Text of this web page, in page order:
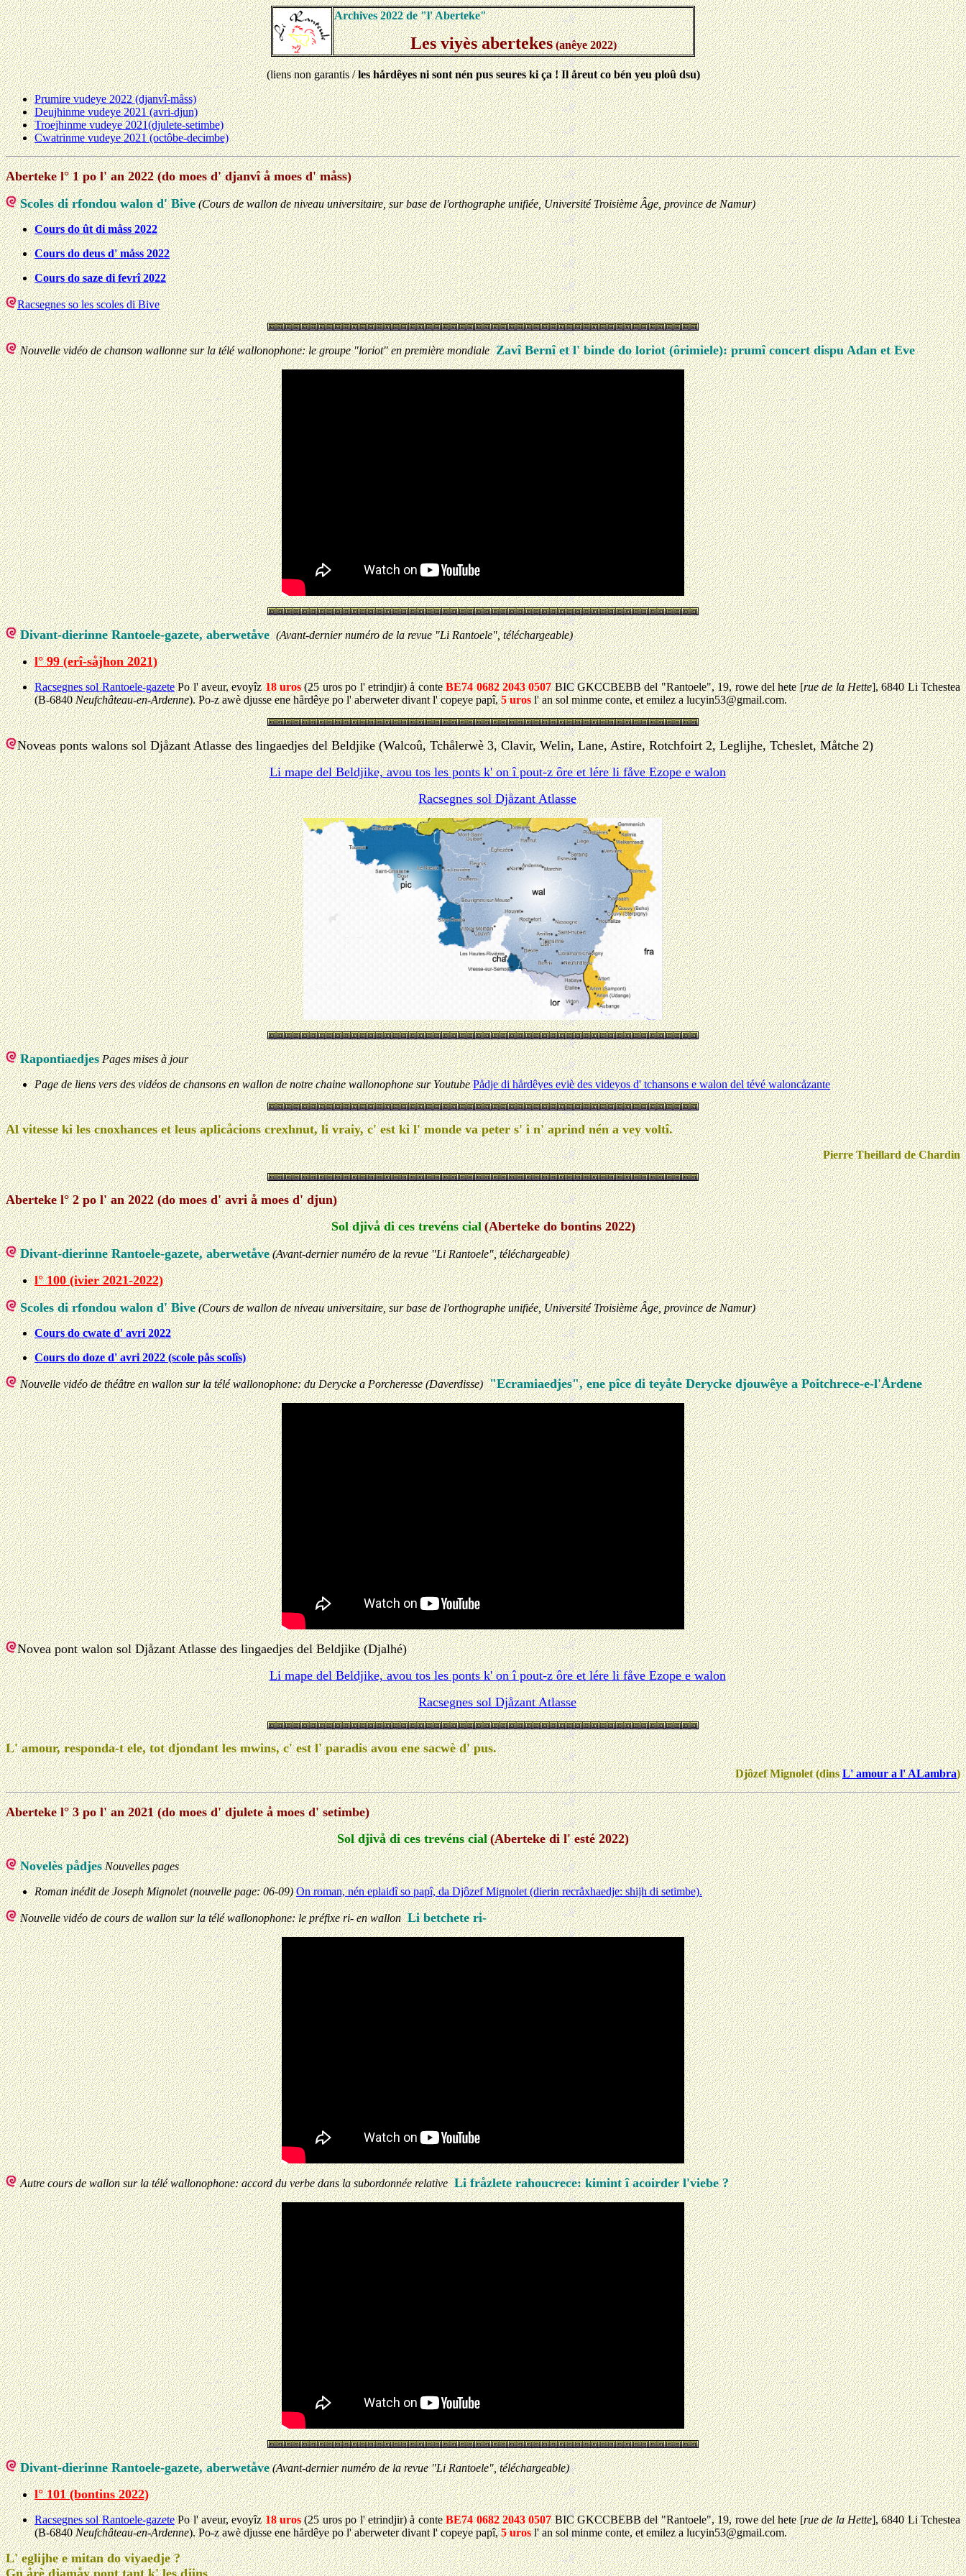
Archives 2022 de "l' Aberteke"
Les viyès abertekes (anêye 2022)
(liens non garantis /les hårdêyes ni sont nén pus seures ki ça ! Il åreut co bén yeu ploû dsu)
Prumire vudeye 2022 (djanvî-måss)
Deujhinme vudeye 2021 (avri-djun)
Troejhinme vudeye 2021(djulete-setimbe)
Cwatrinme vudeye 2021 (octôbe-decimbe)
Aberteke l° 1 po l' an 2022 (do moes d' djanvî å moes d' måss)
Scoles di rfondou walon d' Bive (Cours de wallon de niveau universitaire, sur base de l'orthographe unifiée, Université Troisième Âge, province de Namur)
Cours do ût di måss 2022
Cours do deus d' måss 2022
Cours do saze di fevrî 2022
Racsegnes so les scoles di Bive
Nouvelle vidéo de chanson wallonne sur la télé wallonophone: le groupe "loriot" en première mondiale Zavî Bernî et l' binde do loriot (ôrimiele): prumî concert dispu Adan et Eve
Divant-dierinne Rantoele-gazete, aberwetåve (Avant-dernier numéro de la revue "Li Rantoele", téléchargeable)
l° 99 (erî-såjhon 2021)
Racsegnes sol Rantoele-gazetePo l' aveur, evoyîz18 uros(25 uros po l' etrindjir) å conteBE74 0682 2043 0507BIC GKCCBEBB del "Rantoele", 19, rowe del hete [rue de la Hette], 6840 Li Tchestea
(B-6840Neufchâteau-en-Ardenne). Po-z awè djusse ene hårdêye po l' aberweter divant l' copeye papî,5 urosl' an sol minme conte, et emilez a lucyin53@gmail.com.
Noveas ponts walons sol Djåzant Atlasse des lingaedjes del Beldjike (Walcoû, Tchålerwè 3, Clavir, Welin, Lane, Astire, Rotchfoirt 2, Leglijhe, Tcheslet, Måtche 2)
Li mape del Beldjike, avou tos les ponts k' on î pout-z ôre et lére li fåve Ezope e walon
Racsegnes sol Djåzant Atlasse
Rapontiaedjes Pages mises à jour
Page de liens vers des vidéos de chansons en wallon de notre chaine wallonophone sur Youtube Pådje di hårdêyes eviè des videyos d' tchansons e walon del tévé waloncåzante
Al vitesse ki les cnoxhances et leus aplicåcions crexhnut, li vraiy, c' est ki l' monde va peter s' i n' aprind nén a vey voltî.
Pierre Theillard de Chardin
Aberteke l° 2 po l' an 2022 (do moes d' avri å moes d' djun)
Sol djivå di ces trevéns cial (Aberteke do bontins 2022)
Divant-dierinne Rantoele-gazete, aberwetåve (Avant-dernier numéro de la revue "Li Rantoele", téléchargeable)
l° 100 (ivier 2021-2022)
Scoles di rfondou walon d' Bive (Cours de wallon de niveau universitaire, sur base de l'orthographe unifiée, Université Troisième Âge, province de Namur)
Cours do cwate d' avri 2022
Cours do doze d' avri 2022 (scole pås scolîs)
Nouvelle vidéo de théâtre en wallon sur la télé wallonophone: du Derycke a Porcheresse (Daverdisse) "Ecramiaedjes", ene pîce di teyåte Derycke djouwêye a Poitchrece-e-l'Årdene
Novea pont walon sol Djåzant Atlasse des lingaedjes del Beldjike (Djalhé)
Li mape del Beldjike, avou tos les ponts k' on î pout-z ôre et lére li fåve Ezope e walon
Racsegnes sol Djåzant Atlasse
L' amour, responda-t ele, tot djondant les mwins, c' est l' paradis avou ene sacwè d' pus.
Djôzef Mignolet (dinsL' amour a l' ALambra)
Aberteke l° 3 po l' an 2021 (do moes d' djulete å moes d' setimbe)
Sol djivå di ces trevéns cial (Aberteke di l' esté 2022)
Novelès pådjes Nouvelles pages
Roman inédit de Joseph Mignolet (nouvelle page: 06-09) On roman, nén eplaidî so papî, da Djôzef Mignolet (dierin recråxhaedje: shijh di setimbe).
Nouvelle vidéo de cours de wallon sur la télé wallonophone: le préfixe ri- en wallon Li betchete ri-
Autre cours de wallon sur la télé wallonophone: accord du verbe dans la subordonnée relative Li fråzlete rahoucrece: kimint î acoirder l'viebe ?
Divant-dierinne Rantoele-gazete, aberwetåve (Avant-dernier numéro de la revue "Li Rantoele", téléchargeable)
l° 101 (bontins 2022)
Racsegnes sol Rantoele-gazetePo l' aveur, evoyîz18 uros(25 uros po l' etrindjir) å conteBE74 0682 2043 0507BIC GKCCBEBB del "Rantoele", 19, rowe del hete [rue de la Hette], 6840 Li Tchestea
(B-6840Neufchâteau-en-Ardenne). Po-z awè djusse ene hårdêye po l' aberweter divant l' copeye papî,5 urosl' an sol minme conte, et emilez a lucyin53@gmail.com.
L' eglijhe e mitan do viyaedje ?
Gn årè djamåy pont tant k' les djins